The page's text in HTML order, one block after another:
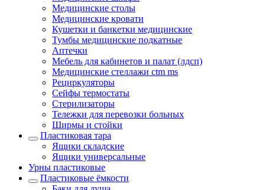
Медицинские столы
Медицинские кровати
Кушетки и банкетки медицинские
Тумбы медицинские подкатные
Аптечки
Мебель для кабинетов и палат (лдсп)
Медицинские стеллажи ctm ms
Рециркуляторы
Сейфы термостаты
Стерилизаторы
Тележки для перевозки больных
Ширмы и стойки
Пластиковая тара
Ящики складские
Ящики универсальные
Урны пластиковые
Пластиковые ёмкости